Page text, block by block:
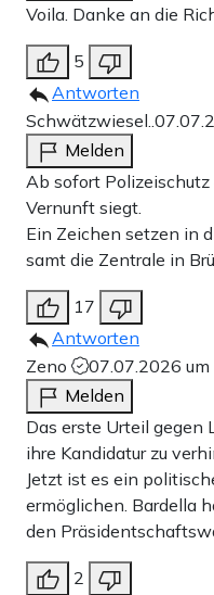
Voila. Danke an die
5
Antworten
Schwätzwiesel..
Melden
Ab sofort
Vernunft siegt.
Ein Zeichen setzen in
samt die Zentrale in
17
Antworten
Zeno
07.07.2026
Melden
Das erste Urteil gegen
ihre Kandidatur zu
Jetzt ist es ein
ermöglichen. Bardella
den
2